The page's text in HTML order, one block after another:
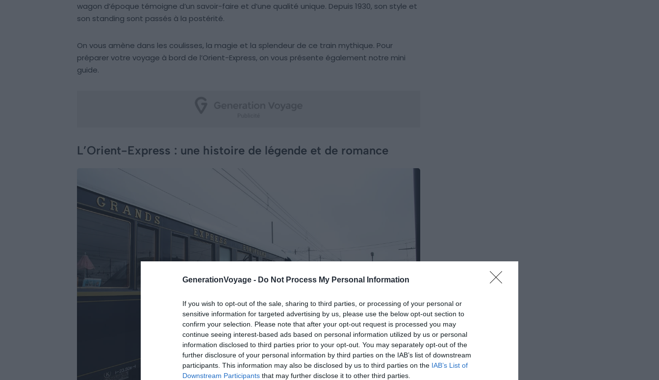
GenerationVoyage - Do Not Process My Personal Information
If you wish to opt-out of the sale, sharing to third parties, or processing of your personal or
sensitive information for targeted advertising by us, please use the below opt-out section to
confirm your selection. Please note that after your opt-out request is processed you may
continue seeing interest-based ads based on personal information utilized by us or personal
information disclosed to third parties prior to your opt-out. You may separately opt-out of the
further disclosure of your personal information by third parties on the IAB’s list of downstream
participants. This information may also be disclosed by us to third parties on the IAB’s List of
Downstream Participants that may further disclose it to other third parties.
wagon d’époque témoigne d’un savoir-faire et d’une qualité unique. Depuis 1930, son style et
son standing sont passés à la postérité.
On vous amène dans les coulisses, la magie et la splendeur de ce train mythique. Pour
préparer votre voyage à bord de l’Orient-Express, on vous présente également notre mini
guide.
L’Orient-Express : une histoire de légende et de romance